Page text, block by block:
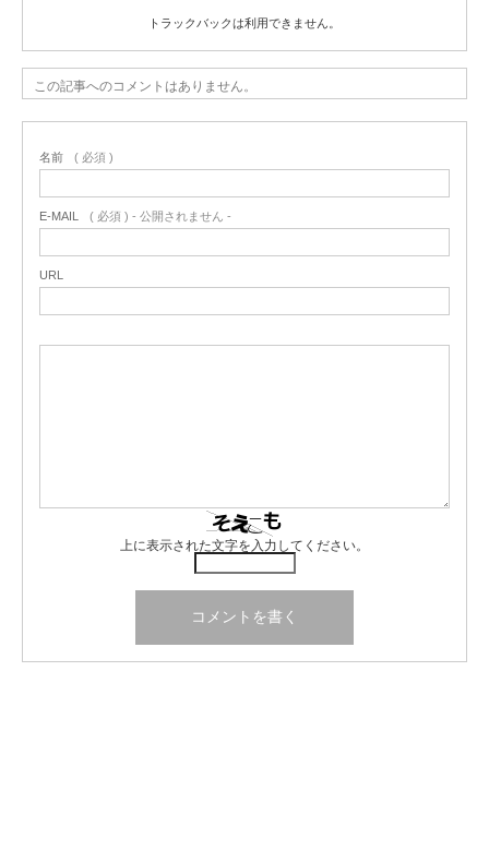
トラックバックは利用できません。
この記事へのコメントはありません。
名前 ( 必須 )
E-MAIL ( 必須 ) - 公開されません -
URL
上に表示された文字を入力してください。